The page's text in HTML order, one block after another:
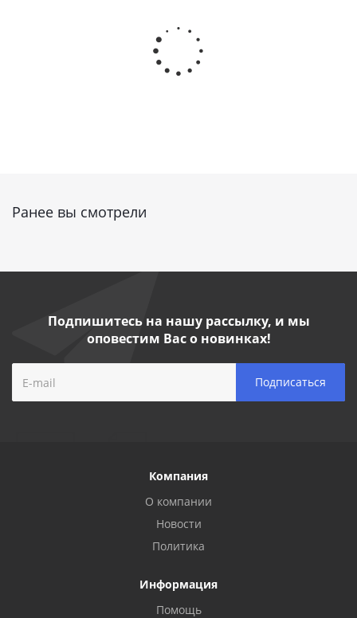
Ранее вы смотрели
Подпишитесь на нашу рассылку, и мы
оповестим Вас о новинках!
Компания
О компании
Новости
Политика
Информация
Помощь